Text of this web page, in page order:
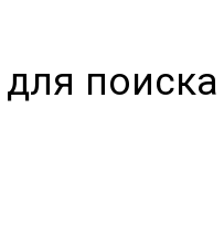
поиска